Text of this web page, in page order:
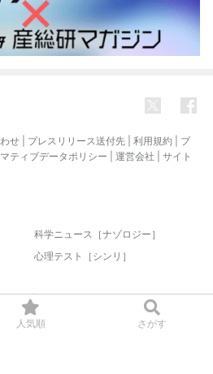
人気順 さがす
せ プレスリリース送付先 利用規約
プ
ティブデータポリシー 運営会社
サイト
科学ニュース［ナゾロジー］
心理テスト［シンリ］